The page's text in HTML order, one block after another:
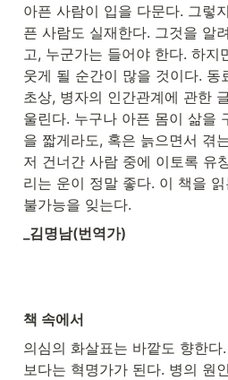
아픈 사람이 입을 다문다. 그렇
픈 사람도 실재한다. 그것을 알
고, 누군가는 들어야 한다. 하지
웃게 될 순간이 많을 것이다. 동
초상, 병자의 인간관계에 관한
울린다. 누구나 아픈 몸이 삶을
을 짧게라도, 혹은 늙으면서 겪
저 건너간 사람 중에 이토록 유
리는 운이 정말 좋다. 이 책을
불가능을 잊는다.
_김명남(번역가)
책 속에서
의심의 화살표는 바깥도 향한
보다는 혁명가가 된다. 병의 원